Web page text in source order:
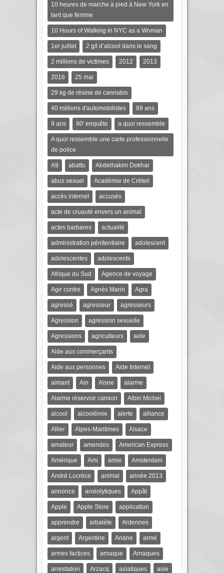
10 heures de marche à pied à New York en
tant que femme
10 Hours of Walking in NYC as a Woman
1er juillet 2 g/l d’alcool dans le sang
2 millions de victimes 2012 2013
2016 25 mai
29 kg de résine de cannabis
40 millions d'automobilistes 89 ans
9 ans 90' enquête a quoi ressemble
A quoi ressemble une carte professionnelle
de police
A9 abattu Abdelhakim Dekhar
abus sexuel Académie de Créteil
accès internet accusés
acte de cruauté envers un animal
actes barbares actualité
administration pénitentiaire adolescent
adolescentes adolescents
Afrique du Sud Agence de voyage
Agir contre Agnès Marin Agra
agressé agresseur agresseurs
Agression agression sexuelle
Agressions agriculteurs aide
Aide aux commerçants
Aide aux personnes Aide Internet
aimant Ain Aisne alarme
Alarme réservoir camion Albin Michel
alcool alcoolémie alerte alliance
Allier Alpes-Maritimes Alsace
amateur amendes American Express
Amérique Ami amie Amsterdam
André Lucrèce animal année 2013
annonce anxiolytiques Appât
Apple Apple Store application
apprendre arbalète Ardennes
argent Argentine Ariane armé
armes factices arnaque Arnaques
arrestation Arzacq asiatiques asie